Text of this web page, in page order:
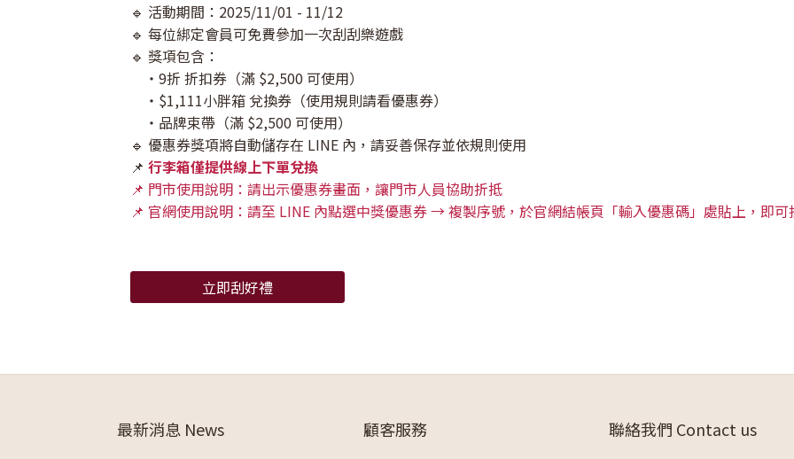
🔹 活動期間：2025/11/01 - 11/12
🔹 每位綁定會員可免費參加一次刮刮樂遊戲
🔹 獎項包含：
・9折 折扣券（滿 $2,500 可使用）
・$1,111小胖箱 兌換券（使用規則請看優惠券）
・品牌束帶（滿 $2,500 可使用）
🔹 優惠券獎項將自動儲存在 LINE 內，請妥善保存並依規則使用
📌 行李箱僅提供線上下單兌換
📌 門市使用說明：請出示優惠券畫面，讓門市人員協助折抵
📌 官網使用說明：請至 LINE 內點選中獎優惠券 → 複製序號，於官網結帳頁「輸入優惠碼」處貼上，即可
立即刮好禮
最新消息 News 顧客服務 聯絡我們 Contact us